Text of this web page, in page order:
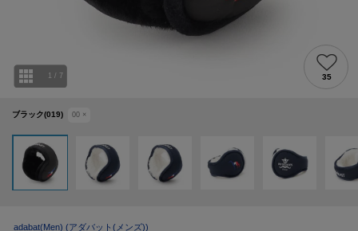
ブラック(019) 00 ×
1 / 7 35
adabat(Men) (アダバット(メンズ))